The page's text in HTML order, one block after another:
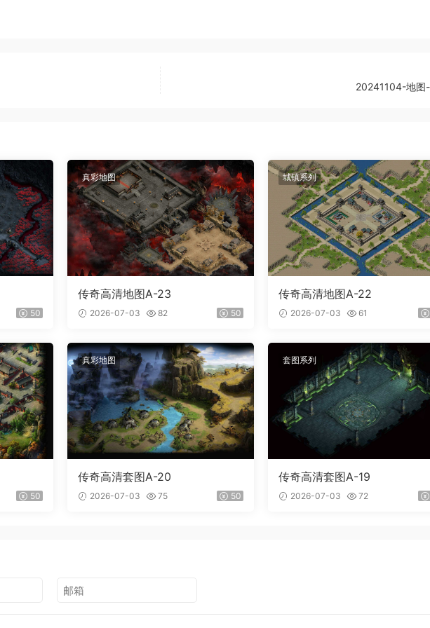
20241104-地图
50
真彩地图
传奇高清地图A-23
2026-07-03 82 50
城镇系列
传奇高清地图A-22
2026-07-03 61
50
真彩地图
传奇高清套图A-20
2026-07-03 75 50
套图系列
传奇高清套图A-19
2026-07-03 72